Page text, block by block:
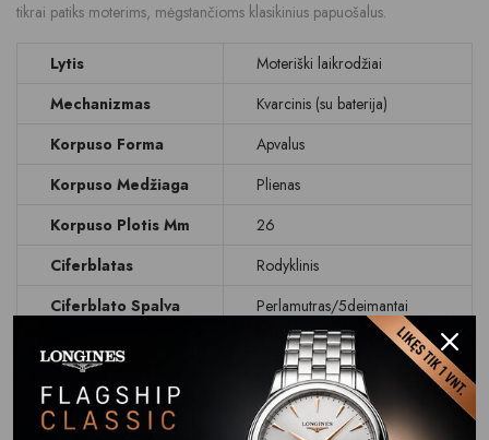
tikrai patiks moterims, mėgstančioms klasikinius papuošalus.
Lytis
Moteriški laikrodžiai
Mechanizmas
Kvarcinis (su baterija)
Korpuso Forma
Apvalus
Korpuso Medžiaga
Plienas
Korpuso Plotis Mm
26
Ciferblatas
Rodyklinis
Ciferblato Spalva
Perlamutras/5deimantai
Stikliukas
Safyrinis
Data
Dienos rodymas
Atsparumas
WR 50 M (5 BAR)